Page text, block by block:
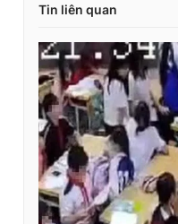
Tin liên quan